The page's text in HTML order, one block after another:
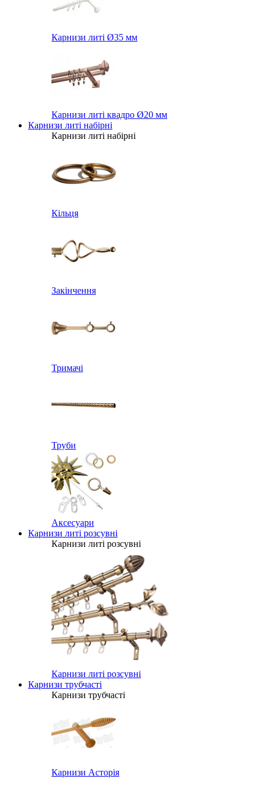
Карнизи литі Ø35 мм
Карнизи литі квадро Ø20 мм
Карнизи литі набірні
Карнизи литі набірні
Кільця
Закінчення
Тримачі
Труби
Аксесуари
Карнизи литі розсувні
Карнизи литі розсувні
Карнизи литі розсувні
Карнизи трубчасті
Карнизи трубчасті
Карнизи Асторія